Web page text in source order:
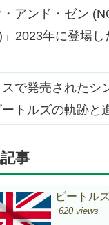
・アンド・ゼン
2023年に登場
スで発売されたシ
ートルズの軌跡と
事
ビートル
620 views